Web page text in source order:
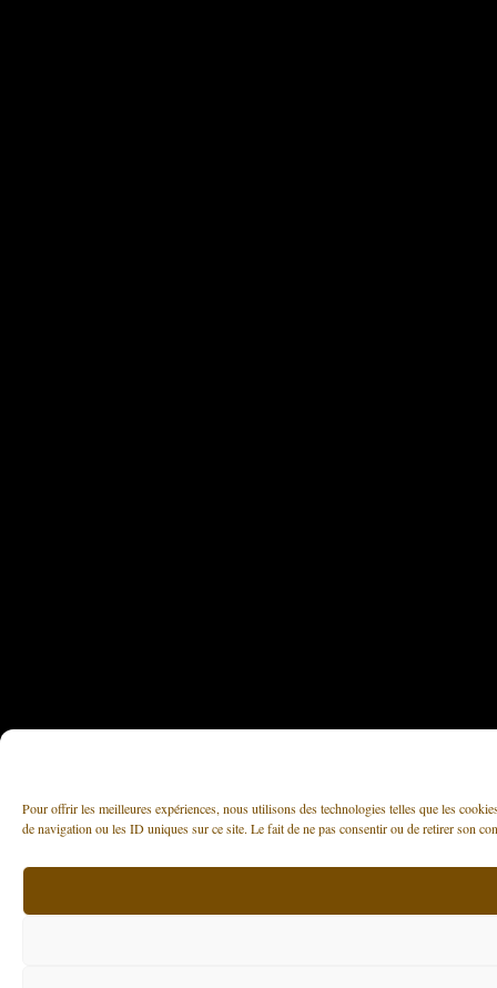
Pour offrir les meilleures expériences, nous utilisons des technologies telles que les
de navigation ou les ID uniques sur ce site. Le fait de ne pas consentir ou de retirer son